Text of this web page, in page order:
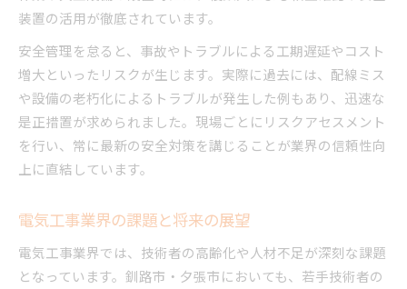
装置の活用が徹底されています。
安全管理を怠ると、事故やトラブルによる工期遅延やコスト
増大といったリスクが生じます。実際に過去には、配線ミス
や設備の老朽化によるトラブルが発生した例もあり、迅速な
是正措置が求められました。現場ごとにリスクアセスメント
を行い、常に最新の安全対策を講じることが業界の信頼性向
上に直結しています。
電気工事業界の課題と将来の展望
電気工事業界では、技術者の高齢化や人材不足が深刻な課題
となっています。釧路市・夕張市においても、若手技術者の